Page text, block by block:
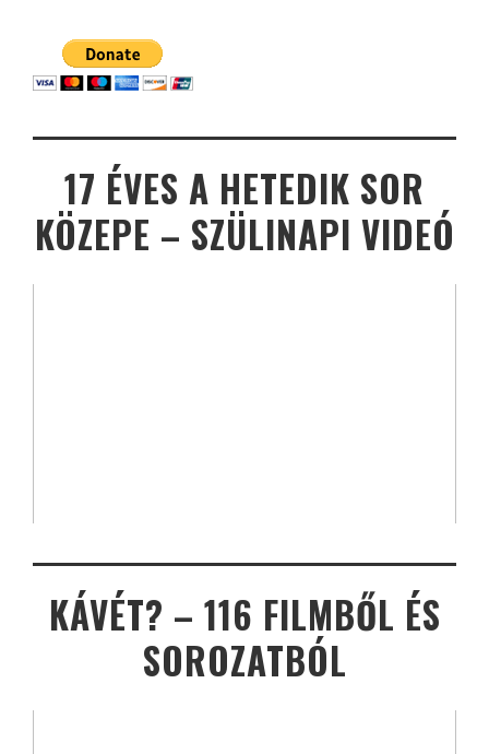
17 ÉVES A HETEDIK SOR
KÖZEPE – SZÜLINAPI VIDEÓ
KÁVÉT? – 116 FILMBŐL ÉS
SOROZATBÓL